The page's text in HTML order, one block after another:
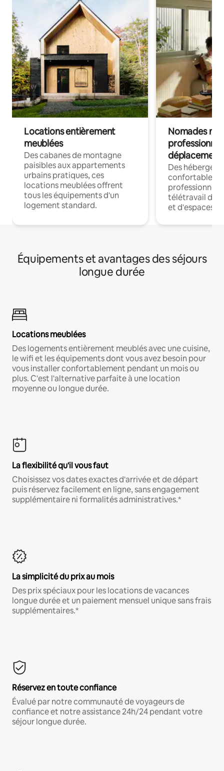
Locations entièrement
meublées
Des cabanes de montagne
paisibles aux appartements
urbains pratiques, ces
locations meublées offrent
tous les équipements d'un
logement standard.
Nomades
déplacement
Des
confortables
professionnels
télétravail
et d'espaces
Équipements et avantages des séjours
longue durée
Locations meublées
Des logements entièrement meublés avec une cuisine,
le wifi et les équipements dont vous avez besoin pour
vous installer confortablement pendant un mois ou
plus. C'est l'alternative parfaite à une location
moyenne ou longue durée.
La flexibilité qu'il vous faut
Choisissez vos dates exactes d'arrivée et de départ
puis réservez facilement en ligne, sans engagement
supplémentaire ni formalités administratives.*
La simplicité du prix au mois
Des prix spéciaux pour les locations de vacances
longue durée et un paiement mensuel unique sans frais
supplémentaires.*
Réservez en toute confiance
Évalué par notre communauté de voyageurs de
confiance et notre assistance 24h/24 pendant votre
séjour longue durée.